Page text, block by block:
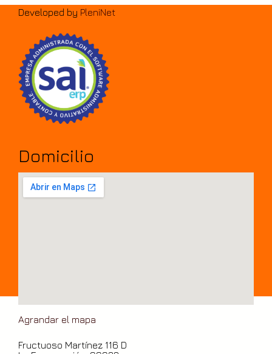
Developed by PleniNet
Domicilio
Agrandar el mapa
Fructuoso Martínez 116 D